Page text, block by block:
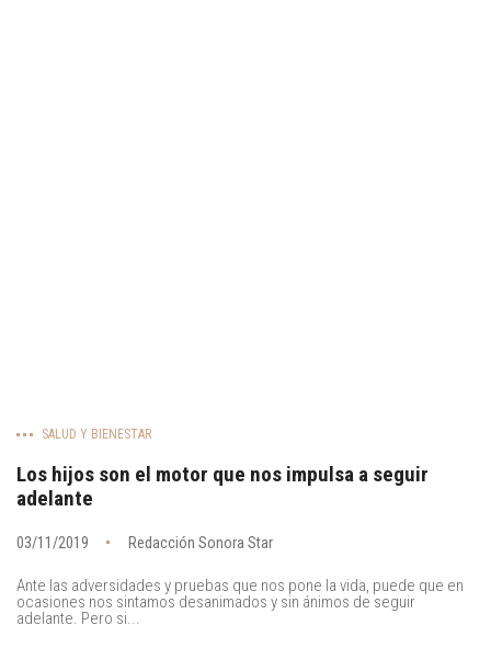
SALUD Y BIENESTAR
Los hijos son el motor que nos impulsa a seguir
adelante
03/11/2019 Redacción Sonora Star
Ante las adversidades y pruebas que nos pone la vida, puede que en
ocasiones nos sintamos desanimados y sin ánimos de seguir
adelante. Pero si...